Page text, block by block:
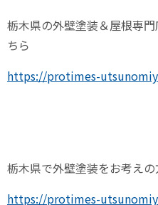
栃木県の外壁塗装＆屋根専
ちら
https://protimes-
栃木県で外壁塗装をお考え
https://protimes-